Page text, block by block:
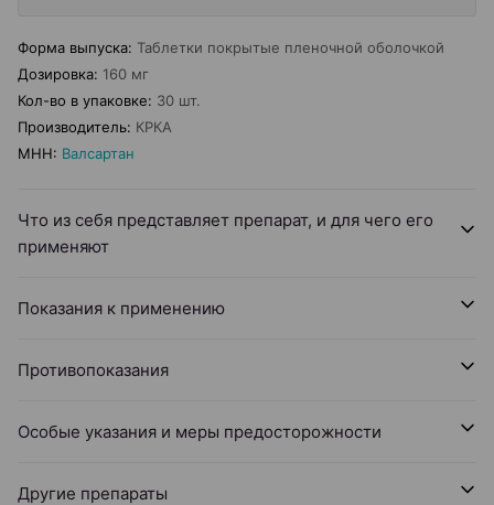
Форма выпуска: Таблетки покрытые пленочной оболочкой
Дозировка: 160 мг
Кол-во в упаковке: 30 шт.
Производитель: КРКА
МНН: Валсартан
Что из себя представляет препарат, и для чего его
применяют
Показания к применению
Противопоказания
Особые указания и меры предосторожности
Другие препараты